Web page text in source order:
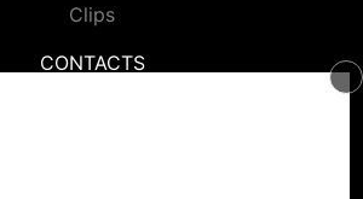
Clips
CONTACTS